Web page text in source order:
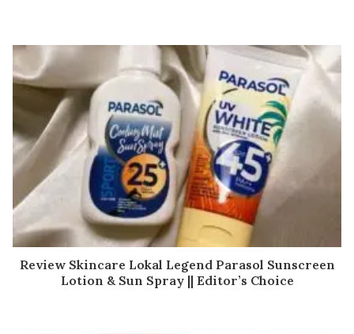
Review Skincare Lokal Legend Parasol Sunscreen
Lotion & Sun Spray || Editor’s Choice